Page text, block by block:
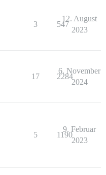
3 547
12. August
2023
17 2284
6. November
2024
5 1190
9. Februar
2023